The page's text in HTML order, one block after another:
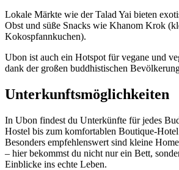
Lokale Märkte wie der Talad Yai bieten
Obst und süße Snacks wie Khanom Krok
Kokospfannkuchen).
Ubon ist auch ein Hotspot für vegane und
dank der großen buddhistischen
Unterkunftsmöglichkeiten
In Ubon findest du Unterkünfte für jedes
Hostel bis zum komfortablen Boutique-Hotel
Besonders empfehlenswert sind kleine
– hier bekommst du nicht nur ein Bett,
Einblicke ins echte Leben.